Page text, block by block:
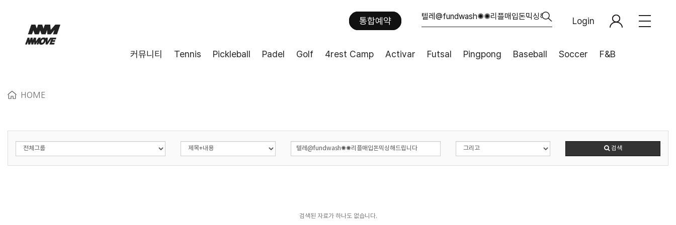
통합예약 Login
커뮤니티 Tennis Pickleball Padel Golf 4rest Camp Activar Futsal Pingpong Baseball Soccer F&B
HOME
검색
검색된 자료가 하나도 없습니다.